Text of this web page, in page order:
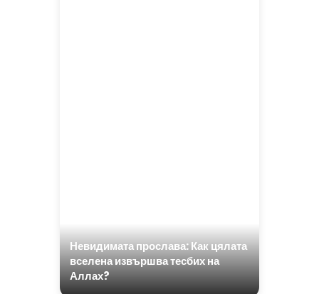
Невидимата прослава: Как цялата
вселена извършва тесбих на
Аллах?